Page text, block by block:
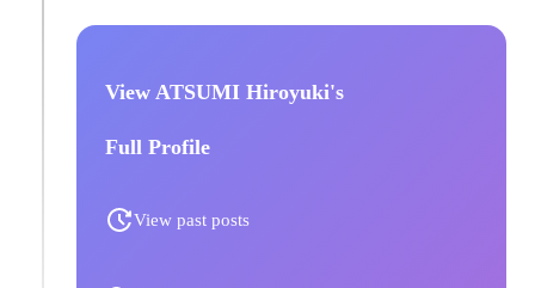
く関係性の秘訣」もお話ししまし
写真も載っています。ぜひご一読
View ATSUMI Hiroyuki's
Full Profile
View past posts